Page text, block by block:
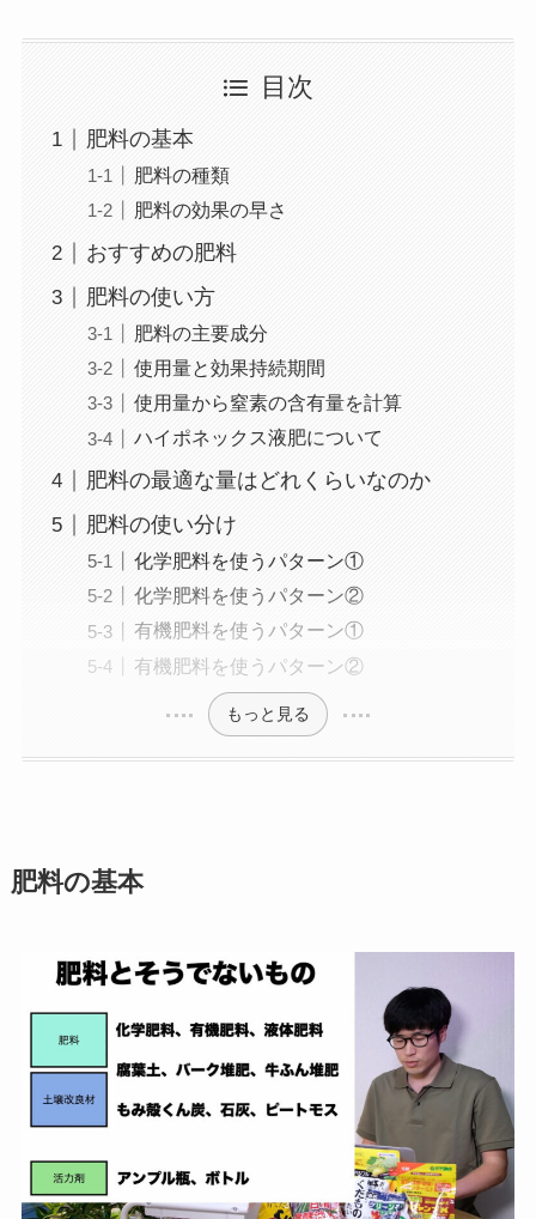
目次
肥料の基本
肥料の種類
肥料の効果の早さ
おすすめの肥料
肥料の使い方
肥料の主要成分
使用量と効果持続期間
使用量から窒素の含有量を計算
ハイポネックス液肥について
肥料の最適な量はどれくらいなのか
肥料の使い分け
化学肥料を使うパターン①
化学肥料を使うパターン②
有機肥料を使うパターン①
有機肥料を使うパターン②
もっと見る
肥料の基本